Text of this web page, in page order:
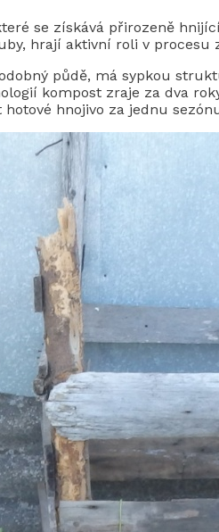
se získává přirozeně
hrají aktivní roli v procesu
půdě, má sypkou
kompost zraje za dva
hnojivo za jednu